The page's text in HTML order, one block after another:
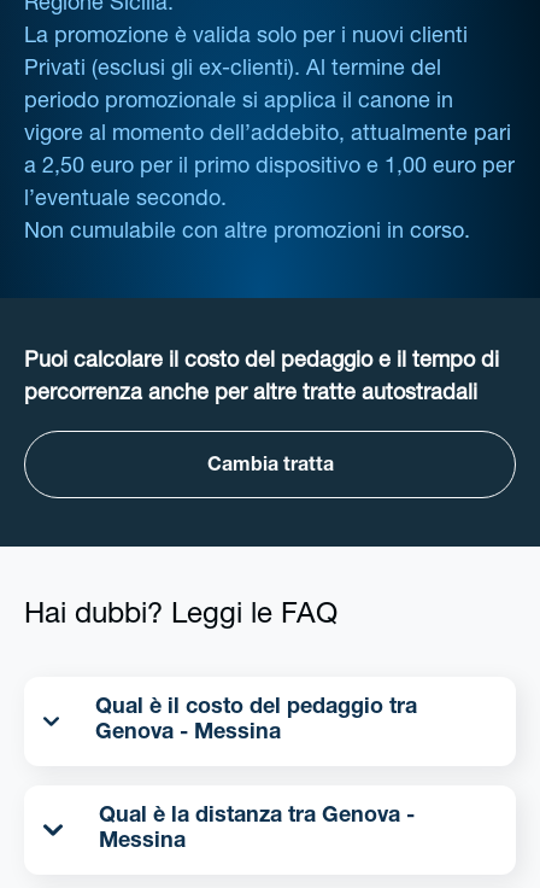
Regione Sicilia.
La promozione è valida solo per i nuovi clienti
Privati (esclusi gli ex-clienti). Al termine del
periodo promozionale si applica il canone in
vigore al momento dell’addebito, attualmente pari
a 2,50 euro per il primo dispositivo e 1,00 euro per
l’eventuale secondo.
Non cumulabile con altre promozioni in corso.
Puoi calcolare il costo del pedaggio e il tempo di
percorrenza anche per altre tratte autostradali
Cambia tratta
Hai dubbi? Leggi le FAQ
Qual è il costo del pedaggio tra
Genova - Messina
Qual è la distanza tra Genova -
Messina